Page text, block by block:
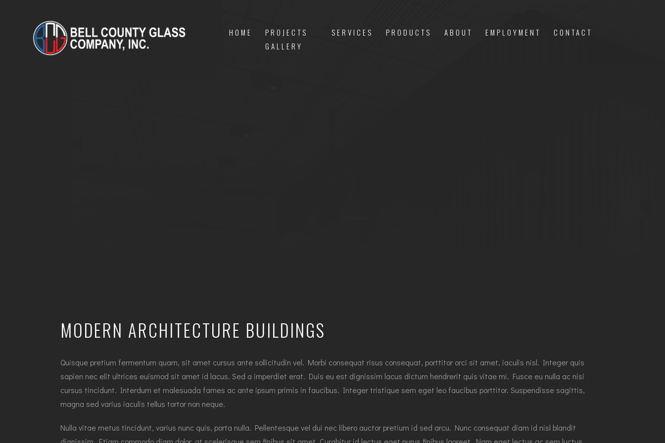
HOME
PROJECTS
GALLERY
SERVICES PRODUCTS ABOUT EMPLOYMENT CONTACT
MODERN ARCHITECTURE BUILDINGS
Quisque pretium fermentum quam, sit amet cursus ante sollicitudin vel. Morbi consequat risus consequat, porttitor orci sit amet, iaculis nisl. Integer quis
sapien nec elit ultrices euismod sit amet id lacus. Sed a imperdiet erat. Duis eu est dignissim lacus dictum hendrerit quis vitae mi. Fusce eu nulla ac nisi
cursus tincidunt. Interdum et malesuada fames ac ante ipsum primis in faucibus. Integer tristique sem eget leo faucibus porttitor. Suspendisse sagittis,
magna sed varius iaculis tellus tortor non neque.
Nulla vitae metus tincidunt, varius nunc quis, porta nulla. Pellentesque vel dui nec libero auctor pretium id sed arcu. Nunc consequat diam id nisl blandit